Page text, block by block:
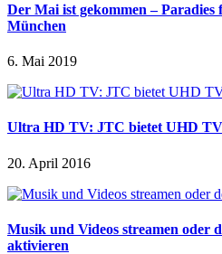
Der Mai ist gekommen –
München
6. Mai 2019
Ultra HD TV: JTC bietet UHD
20. April 2016
Musik und Videos streamen oder
aktivieren